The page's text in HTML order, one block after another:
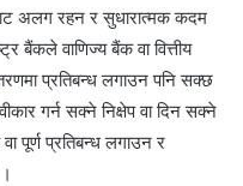
अलग रहन र सुधारात्मक कदम
बैंकले वाणिज्य बैंक वा वित्तीय
प्रतिबन्ध लगाउन पनि सक्छ
गर्न सक्ने निक्षेप वा दिन सक्ने
पूर्ण प्रतिबन्ध लगाउन र